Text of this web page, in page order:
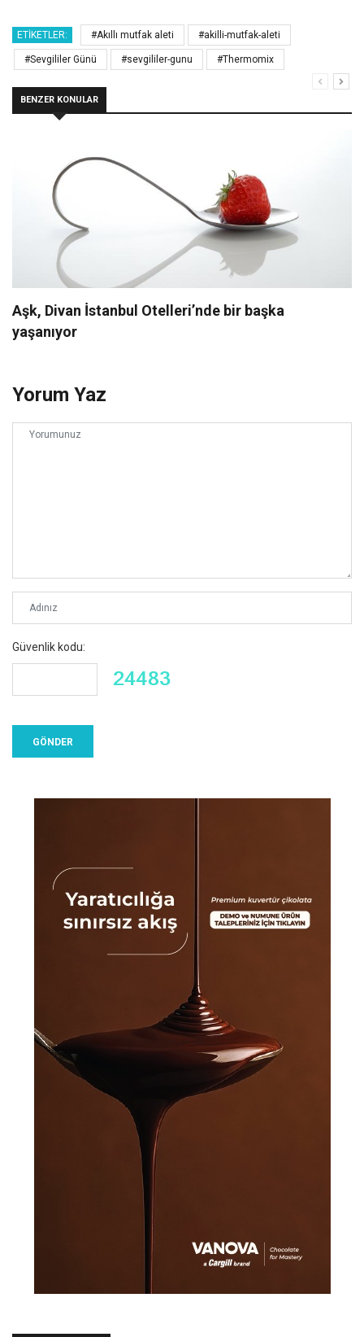
ETIKETLER: #Akıllı mutfak aleti #akilli-mutfak-aleti
#Sevgililer Günü #sevgililer-gunu #Thermomix
BENZER KONULAR
Aşk, Divan İstanbul Otelleri’nde bir başka
yaşanıyor
Yorum Yaz
Güvenlik kodu: